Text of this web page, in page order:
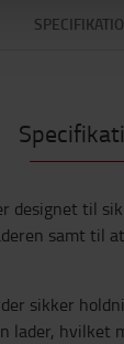
designet til
samt til
sikker
lader, hvilket